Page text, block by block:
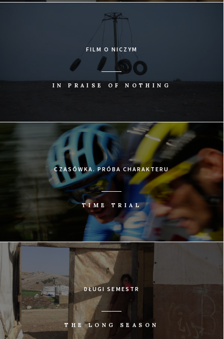
FILM O NICZYM
IN PRAISE OF NOTHING
CZASÓWKA. PRÓBA CHARAKTERU
TIME TRIAL
DŁUGI SEMESTR
THE LONG SEASON